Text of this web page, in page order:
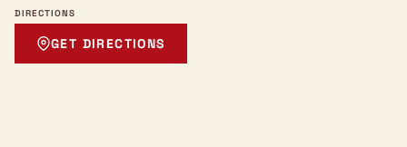
DIRECTIONS
GET DIRECTIONS